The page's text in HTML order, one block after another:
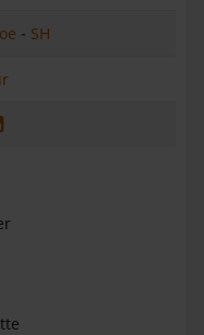
- SH
weiterleitenweiterleiten
Facebook teilen
auf X teilen
auf XING teilen
Produkt auf LinkedIn teilen